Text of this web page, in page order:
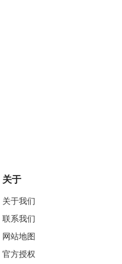
关于
关于我们
联系我们
网站地图
官方授权